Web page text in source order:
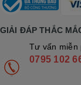
GIẢI ĐÁP THẮC
Tư vấn miễn
0795 102